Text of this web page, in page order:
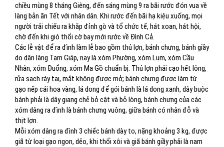
chiều mùng 8 tháng Giêng, đến sáng mùng 9 ra bãi rước đón vua về
làng bản ăn Tết với nhân dân. Khi rước đến bãi hạ kiệu xuống, mọi
người trải chiếu ra khắp đỉnh gò và tổ chức tế, hát xoan, hát hội,
chờ đến khi gió thổi cờ bay mới rước về Đình Cả.
Các lễ vật để ra đình làm lễ bao gồm thủ lợn, bánh chưng, bánh giầy
do dân làng Tam Giáp, nay là xóm Phường, xóm Lum, xóm Cầu
Nhân, xóm Đuổng, xóm Ma Gồ chuẩn bị. Thủ lợn phải cạo hết lông,
rửa sạch ráy tai, mắt không được mở; bánh chưng được làm từ
gạo nếp cái hoa vàng, lá dong để gói bánh là lá dong xanh, dây buộc
bánh phải là dây giang chẻ bỏ cật và bỏ lòng, bánh chưng của các
xóm dâng ra đình là bánh chưng vuông, giữa bánh có nhân đỗ và
thịt lợn.
Mỗi xóm dâng ra đình 3 chiếc bánh dày to, nặng khoảng 3 kg, được
giã từ loại gạo ngon, dẻo, khi thổi xôi và giã bánh giầy phải là nam